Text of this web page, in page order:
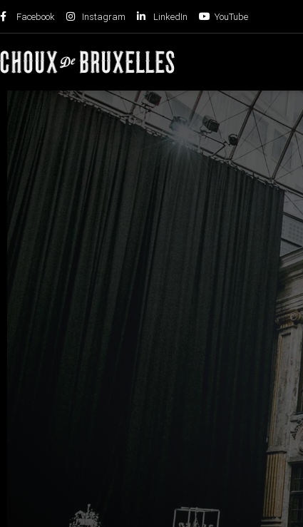
Facebook Instagram LinkedIn YouTube